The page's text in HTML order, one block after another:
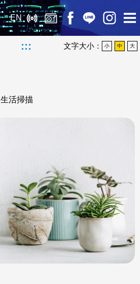
EN
::: 文字大小： 小 中 大
生活掃描